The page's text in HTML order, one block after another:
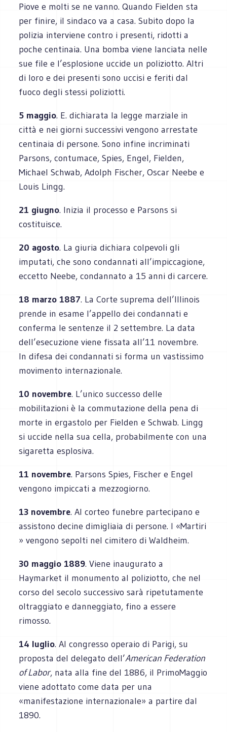
Piove e molti se ne vanno. Quando Fielden sta
per finire, il sindaco va a casa. Subito dopo la
polizia interviene contro i presenti, ridotti a
poche centinaia. Una bomba viene lanciata nelle
sue file e l’esplosione uccide un poliziotto. Altri
di loro e dei presenti sono uccisi e feriti dal
fuoco degli stessi poliziotti.
5 maggio. E. dichiarata la legge marziale in
città e nei giorni successivi vengono arrestate
centinaia di persone. Sono infine incriminati
Parsons, contumace, Spies, Engel, Fielden,
Michael Schwab, Adolph Fischer, Oscar Neebe e
Louis Lingg.
21 giugno. Inizia il processo e Parsons si
costituisce.
20 agosto. La giuria dichiara colpevoli gli
imputati, che sono condannati all’impiccagione,
eccetto Neebe, condannato a 15 anni di carcere.
18 marzo 1887. La Corte suprema dell’Illinois
prende in esame l’appello dei condannati e
conferma le sentenze il 2 settembre. La data
dell’esecuzione viene fissata all’11 novembre.
In difesa dei condannati si forma un vastissimo
movimento internazionale.
10 novembre. L’unico successo delle
mobilitazioni è la commutazione della pena di
morte in ergastolo per Fielden e Schwab. Lingg
si uccide nella sua cella, probabilmente con una
sigaretta esplosiva.
11 novembre. Parsons Spies, Fischer e Engel
vengono impiccati a mezzogiorno.
13 novembre. Al corteo funebre partecipano e
assistono decine dimigliaia di persone. I «Martiri
» vengono sepolti nel cimitero di Waldheim.
30 maggio 1889. Viene inaugurato a
Haymarket il monumento al poliziotto, che nel
corso del secolo successivo sarà ripetutamente
oltraggiato e danneggiato, fino a essere
rimosso.
14 luglio. Al congresso operaio di Parigi, su
proposta del delegato dell’American Federation
of Labor, nata alla fine del 1886, il PrimoMaggio
viene adottato come data per una
«manifestazione internazionale» a partire dal
1890.